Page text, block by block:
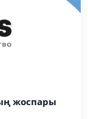
жоспары